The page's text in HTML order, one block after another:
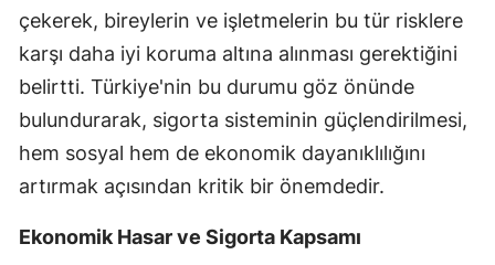
Tokat
Trabzon
Tunceli
Şanlıurfa
çekerek, bireylerin ve işletmelerin bu tür risklere
karşı daha iyi koruma altına alınması gerektiğini
belirtti. Türkiye'nin bu durumu göz önünde
bulundurarak, sigorta sisteminin güçlendirilmesi,
hem sosyal hem de ekonomik dayanıklılığını
artırmak açısından kritik bir önemdedir.
Ekonomik Hasar ve Sigorta Kapsamı